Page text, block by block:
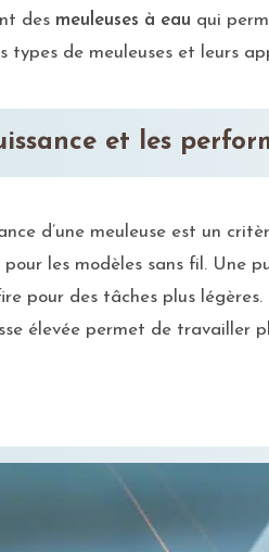
des meuleuses à eau qui
types de meuleuses et leurs
et les
d’une meuleuse est un
les modèles sans fil. Une
pour des tâches plus légères.
élevée permet de travailler